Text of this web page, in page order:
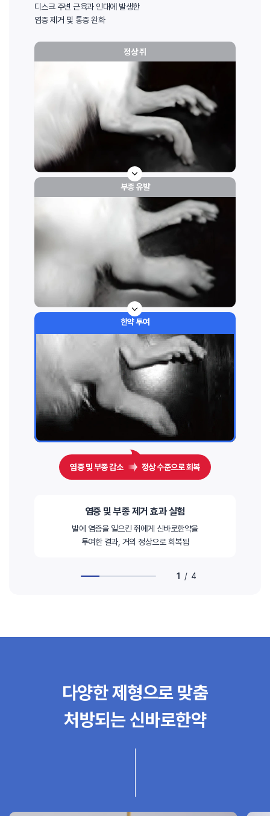
디스크 주변 근육과 인대에 발생한
염증 제거 및 통증 완화
정상 쥐
부종 유발
한약 투여
염증 및 부종 감소 정상 수준으로 회복
염증 및 부종 제거 효과 실험
발에 염증을 일으킨 쥐에게 신바로한약을
투여한 결과, 거의 정상으로 회복됨
1 / 4
다양한 제형으로 맞춤
처방되는 신바로한약